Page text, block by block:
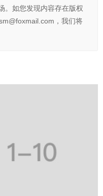
。如您发现内容存在版权
，我们将